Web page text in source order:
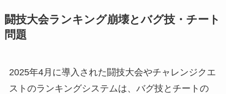
闘技大会ランキング崩壊とバグ技・チート
問題
2025年4月に導入された闘技大会やチャレンジクエ
ストのランキングシステムは、バグ技とチートの